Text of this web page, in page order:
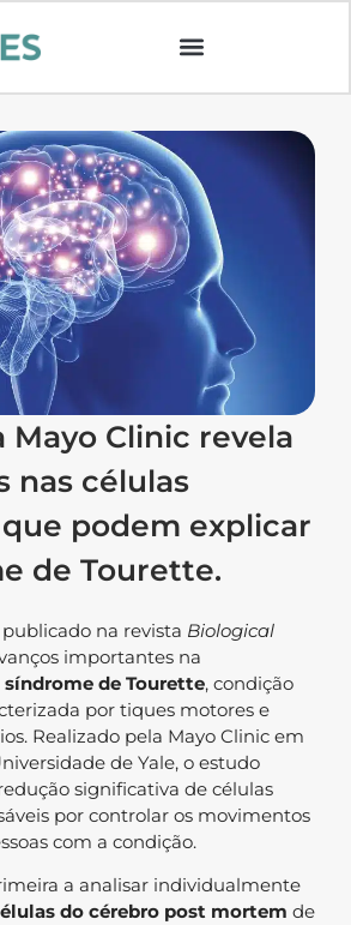
Mayo Clinic revela
nas células
podem explicar
de Tourette.
na revista Biological
importantes na
síndrome de Tourette, condição
por tiques motores e
Realizado pela Mayo Clinic em
de Yale, o estudo
significativa de células
por controlar os movimentos
com a condição.
a analisar individualmente
do cérebro post mortem de